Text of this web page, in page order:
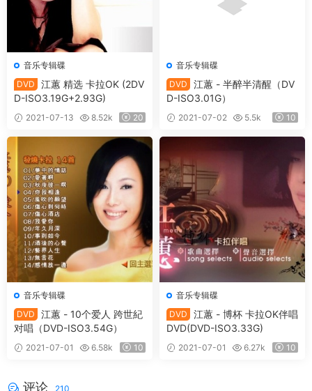
音乐专辑碟
DVD
江蕙 精选 卡拉OK (2DV
D-ISO3.19G+2.93G)
2021-07-13 8.52k 20
音乐专辑碟
DVD
江蕙 - 半醉半清醒（DV
D-ISO3.01G）
2021-07-02 5.5k 10
音乐专辑碟
DVD
江蕙 - 10个爱人 跨世紀
对唱（DVD-ISO3.54G）
2021-07-01 6.58k 10
音乐专辑碟
DVD
江蕙 - 博杯 卡拉OK伴唱
DVD(DVD-ISO3.33G)
2021-07-01 6.27k 10
评论 210